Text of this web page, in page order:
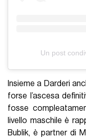
Un post
Insieme a Darderi
forse l’ascesa
fosse
livello maschile è
Bublik, è partner di